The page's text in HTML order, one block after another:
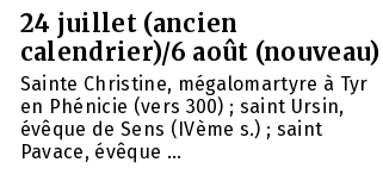
24 juillet (ancien
calendrier)/6 août (nouveau)
Sainte Christine, mégalomartyre à Tyr
en Phénicie (vers 300) ; saint Ursin,
évêque de Sens (IVème s.) ; saint
Pavace, évêque ...